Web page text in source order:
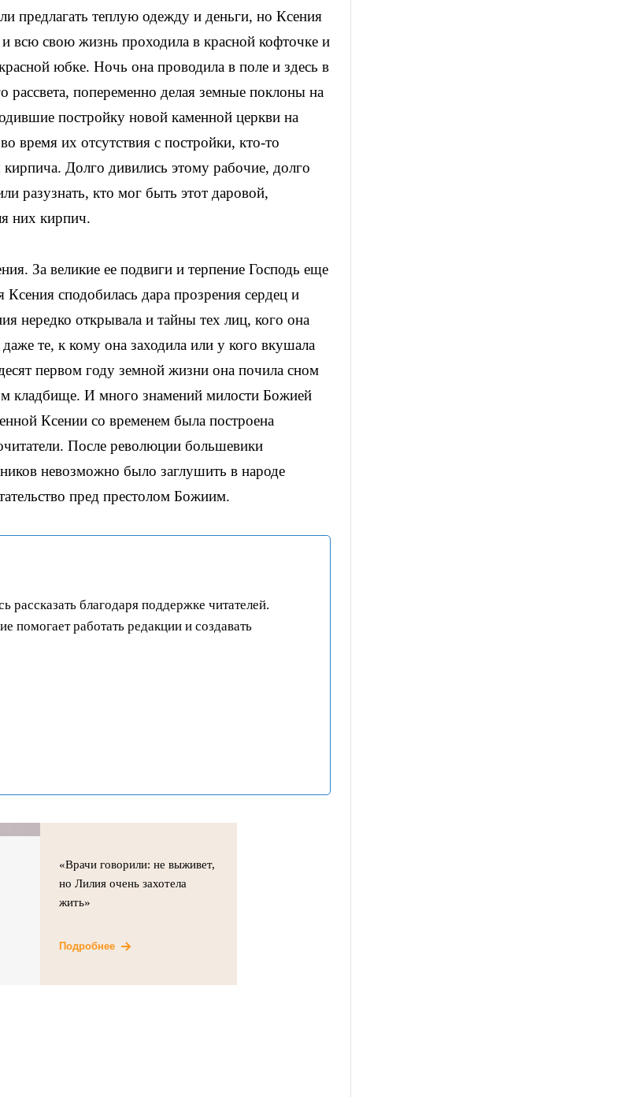
предлагать теплую одежду и деньги, но Ксения
всю свою жизнь проходила в красной кофточке и
юбке. Ночь она проводила в поле и здесь в
рассвета, попеременно делая земные поклоны на
постройку новой каменной церкви на
время их отсутствия с постройки, кто-то
Долго дивились этому рабочие, долго
разузнать, кто мог быть этот даровой,
них кирпич.
За великие ее подвиги и терпение Господь еще
сподобилась дара прозрения сердец и
нередко открывала и тайны тех лиц, кого она
те, к кому она заходила или у кого вкушала
первом году земной жизни она почила сном
кладбище. И много знамений милости Божией
Ксении со временем была построена
После революции большевики
невозможно было заглушить в народе
пред престолом Божиим.
благодаря поддержке читателей.
работать редакции и создавать
«Врачи говорили: не выживет,
но Лилия очень захотела
жить»
Подробнее